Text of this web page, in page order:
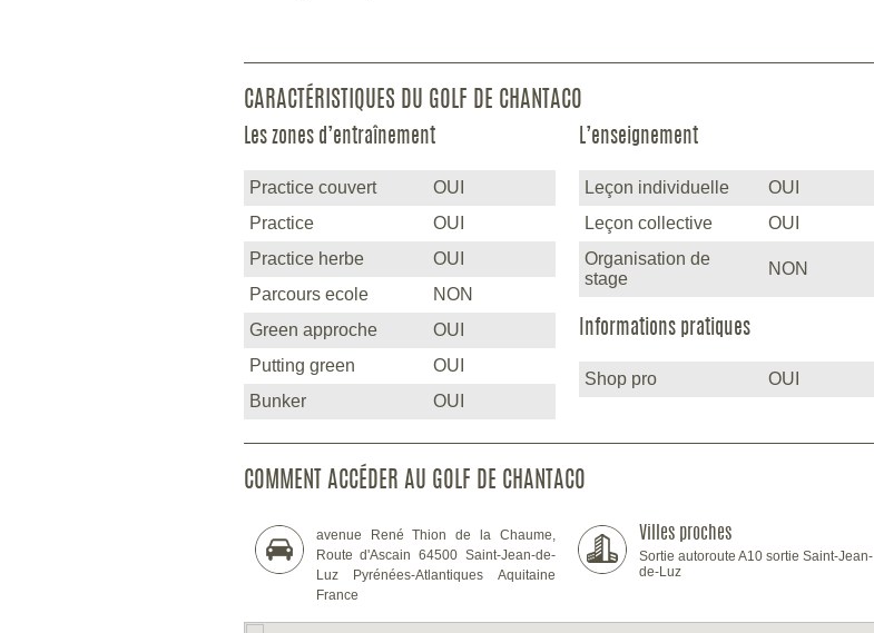
CARACTÉRISTIQUES DU GOLF DE CHANTACO
Les zones d’entraînement
Practice couvert
OUI
Practice
OUI
Practice herbe
OUI
Parcours ecole
NON
Green approche
OUI
Putting green
OUI
Bunker
OUI
L’enseignement
Leçon individuelle
OUI
Leçon collective
OUI
Organisation de
stage
NON
Informations pratiques
Shop pro OUI
COMMENT ACCÉDER AU GOLF DE CHANTACO
avenue René Thion de la Chaume,
Route d'Ascain 64500 Saint-Jean-de-
Luz Pyrénées-Atlantiques Aquitaine
France
Villes proches
Sortie autoroute A10 sortie Saint-Jean-
de-Luz